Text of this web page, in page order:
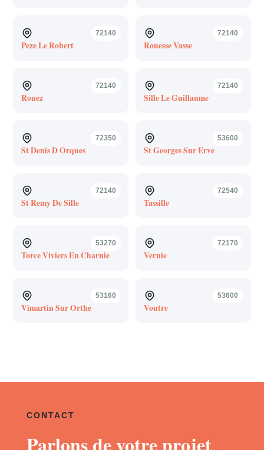
72140
Peze Le Robert
72140
Rouesse Vasse
72140
Rouez
72140
Sille Le Guillaume
72350
St Denis D Orques
53600
St Georges Sur Erve
72140
St Remy De Sille
72540
Tassille
53270
Torce Viviers En Charnie
72170
Vernie
53160
Vimartin Sur Orthe
53600
Voutre
CONTACT
Parlons de votre projet